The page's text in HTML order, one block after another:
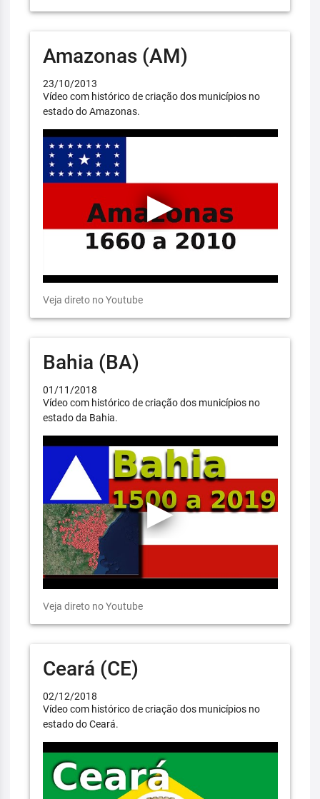
Amazonas (AM)
23/10/2013
Vídeo com histórico de criação dos municípios no
estado do Amazonas.
Veja direto no Youtube
Bahia (BA)
01/11/2018
Vídeo com histórico de criação dos municípios no
estado da Bahia.
Veja direto no Youtube
Ceará (CE)
02/12/2018
Vídeo com histórico de criação dos municípios no
estado do Ceará.